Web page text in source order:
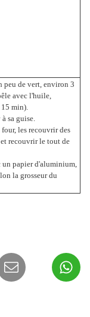
peu de vert, environ 3
avec l'huile,
min).
sa guise.
les recouvrir des
recouvrir le tout de
un papier d'aluminium,
la grosseur du